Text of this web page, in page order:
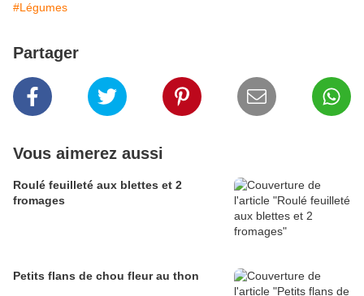
#Légumes
Partager
Vous aimerez aussi
Roulé feuilleté aux blettes et 2
fromages
Petits flans de chou fleur au thon